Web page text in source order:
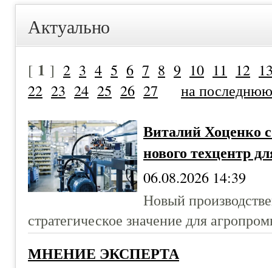
Актуально
[ 1 ] 2 3 4 5 6 7 8 9 10 11 12
22 23 24 25 26 27 на последнюю
Виталий Хоценко
нового техцентр
06.08.2026 14:39
Новый
стратегическое значение для
МНЕНИЕ ЭКСПЕРТА